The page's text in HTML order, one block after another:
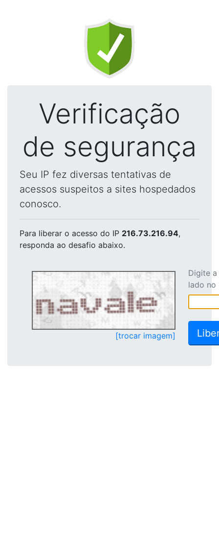
Verificação
de segurança
Seu IP fez diversas tentativas de
acessos suspeitos a sites hospedados
conosco.
Para liberar o acesso do IP 216.73.216.94,
responda ao desafio abaixo.
[trocar imagem]
Digite
lado no